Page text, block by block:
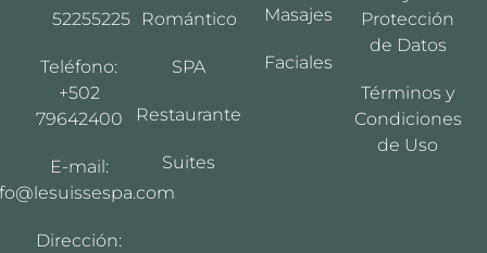
52255225
Teléfono:
+502
79642400
E-mail:
Dirección:
Romántico
SPA
Restaurante
Suites
Masajes
Faciales
Protección
de Datos
Términos y
Condiciones
de Uso